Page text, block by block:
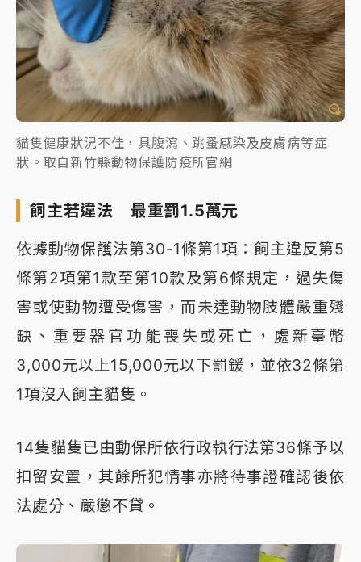
貓隻健康狀況不佳，具腹瀉、跳蚤感染及皮膚病等症
狀。取自新竹縣動物保護防疫所官網
飼主若違法 最重罰1.5萬元
依據動物保護法第30-1條第1項：飼主違反第5
條第2項第1款至第10款及第6條規定，過失傷
害或使動物遭受傷害，而未達動物肢體嚴重殘
缺、重要器官功能喪失或死亡，處新臺幣
3,000元以上15,000元以下罰鍰，並依32條第
1項沒入飼主貓隻。
14隻貓隻已由動保所依行政執行法第36條予以
扣留安置，其餘所犯情事亦將待事證確認後依
法處分、嚴懲不貸。